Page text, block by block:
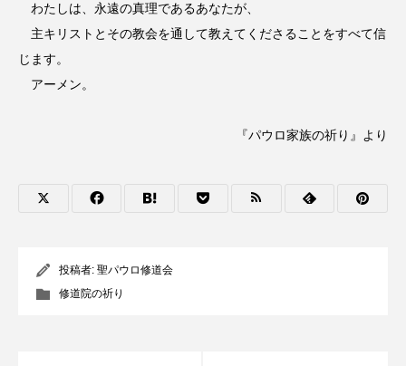
わたしは、永遠の真理であるあなたが、
主キリストとその教会を通して教えてくださることをすべて信
じます。
アーメン。
『パウロ家族の祈り』より
投稿者: 聖パウロ修道会
修道院の祈り